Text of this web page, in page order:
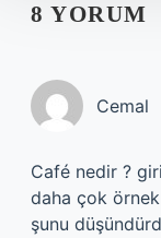
8 YORUM
Cemal
Café nedir ?
daha çok
şunu